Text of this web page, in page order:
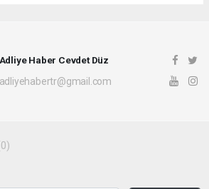
Adliye Haber Cevdet Düz
adliyehabertr@gmail.com